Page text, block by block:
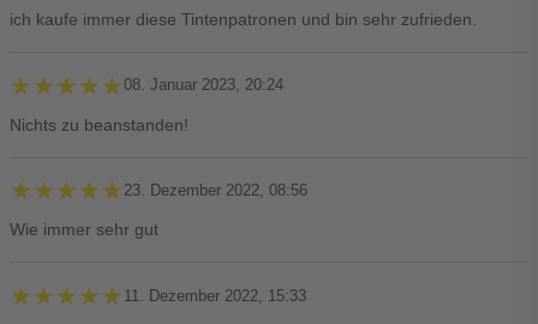
ich kaufe immer diese Tintenpatronen und bin sehr zufrieden.
★★★★★
★★★★★08. Januar 2023, 20:24
Nichts zu beanstanden!
★★★★★
★★★★★ 23. Dezember 2022, 08:56
Wie immer sehr gut
★★★★★
★★★★★ 11. Dezember 2022, 15:33